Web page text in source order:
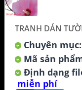
TRANH DÁN
Chuyên mục:
Mã sản
Định dạng
miễn phí